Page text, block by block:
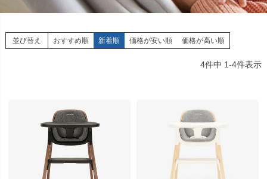
並び替え おすすめ順 新着順 価格が安い順 価格が高い順
4件中 1-4件表示